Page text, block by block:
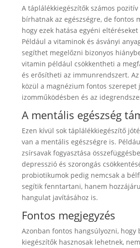
A táplálékkiegészítők számos pozitív
bírhatnak az egészségre, de fontos
hogy ezek hatása egyéni
Például a vitaminok és ásványi
segíthet megelőzni bizonyos
vitamin például csökkentheti a
és erősítheti az immunrendszert.
közül a magnézium fontos szerepet
izomműködésben és az
A mentális egészség
Ezen kívül sok táplálékkiegészítő
van a mentális egészségre is.
zsírsavak fogyasztása
depresszió és szorongás
probiotikumok pedig nemcsak a
segítik fenntartani, hanem
hangulat javításához is.
Fontos megjegyzés
Azonban fontos hangsúlyozni, hogy
kiegészítők hasznosak lehetnek,